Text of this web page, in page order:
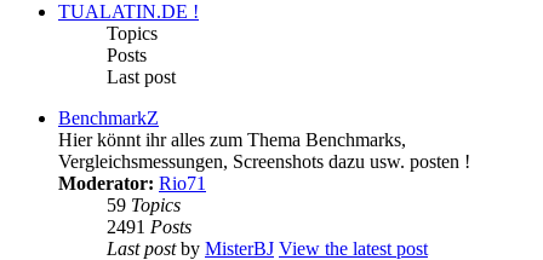
TUALATIN.DE !
Topics
Posts
Last post
BenchmarkZ
Hier könnt ihr alles zum Thema Benchmarks,
Vergleichsmessungen, Screenshots dazu usw. posten !
Moderator: Rio71
59 Topics
2491 Posts
Last postby MisterBJ View the latest post